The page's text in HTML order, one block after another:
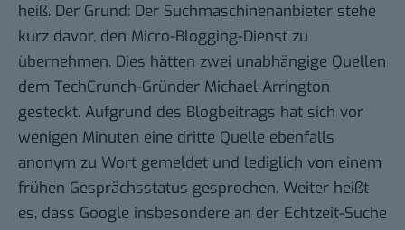
heiß. Der Grund: Der Suchmaschinenanbieter stehe
kurz davor, den Micro-Blogging-Dienst zu
übernehmen. Dies hätten zwei unabhängige Quellen
dem TechCrunch-Gründer Michael Arrington
gesteckt. Aufgrund des Blogbeitrags hat sich vor
wenigen Minuten eine dritte Quelle ebenfalls
anonym zu Wort gemeldet und lediglich von einem
frühen Gesprächsstatus gesprochen. Weiter heißt
es, dass Google insbesondere an der Echtzeit-Suche